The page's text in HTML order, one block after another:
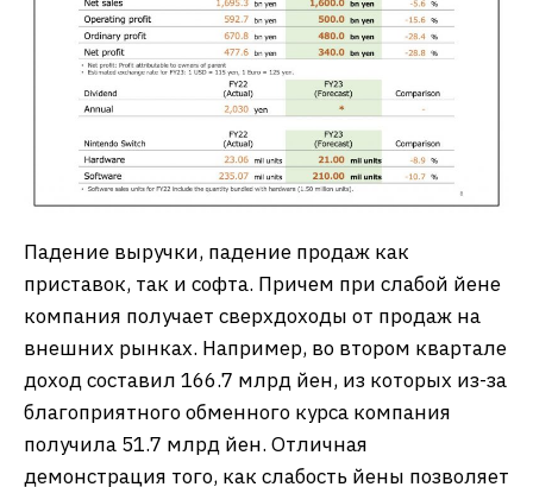
Падение выручки, падение продаж как
приставок, так и софта. Причем при слабой йене
компания получает сверхдоходы от продаж на
внешних рынках. Например, во втором квартале
доход составил 166.7 млрд йен, из которых из-за
благоприятного обменного курса компания
получила 51.7 млрд йен. Отличная
демонстрация того, как слабость йены позволяет